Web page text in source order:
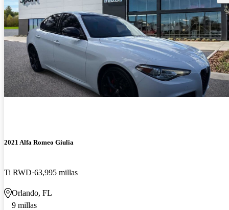
2021 Alfa Romeo Giulia
Ti RWD 63,995 millas
Orlando, FL
9 millas